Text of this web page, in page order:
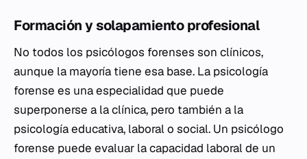
Formación y solapamiento profesional
No todos los psicólogos forenses son clínicos,
aunque la mayoría tiene esa base. La psicología
forense es una especialidad que puede
superponerse a la clínica, pero también a la
psicología educativa, laboral o social. Un psicólogo
forense puede evaluar la capacidad laboral de un